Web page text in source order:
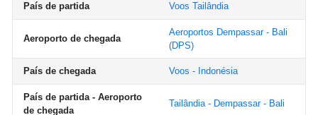
País de partida Voos Tailândia
Aeroporto de chegada
Aeroportos Dempassar - Bali
(DPS)
País de chegada Voos - Indonésia
País de partida - Aeroporto
de chegada
Tailândia - Dempassar - Bali